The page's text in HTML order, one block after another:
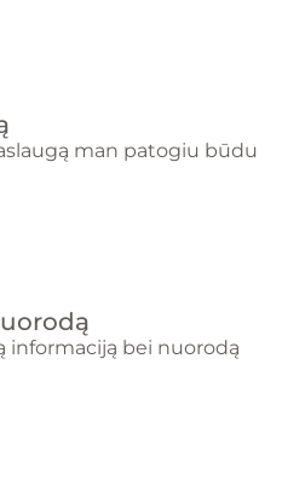
man patogiu būdu
informaciją bei nuorodą